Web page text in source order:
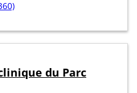
du Parc